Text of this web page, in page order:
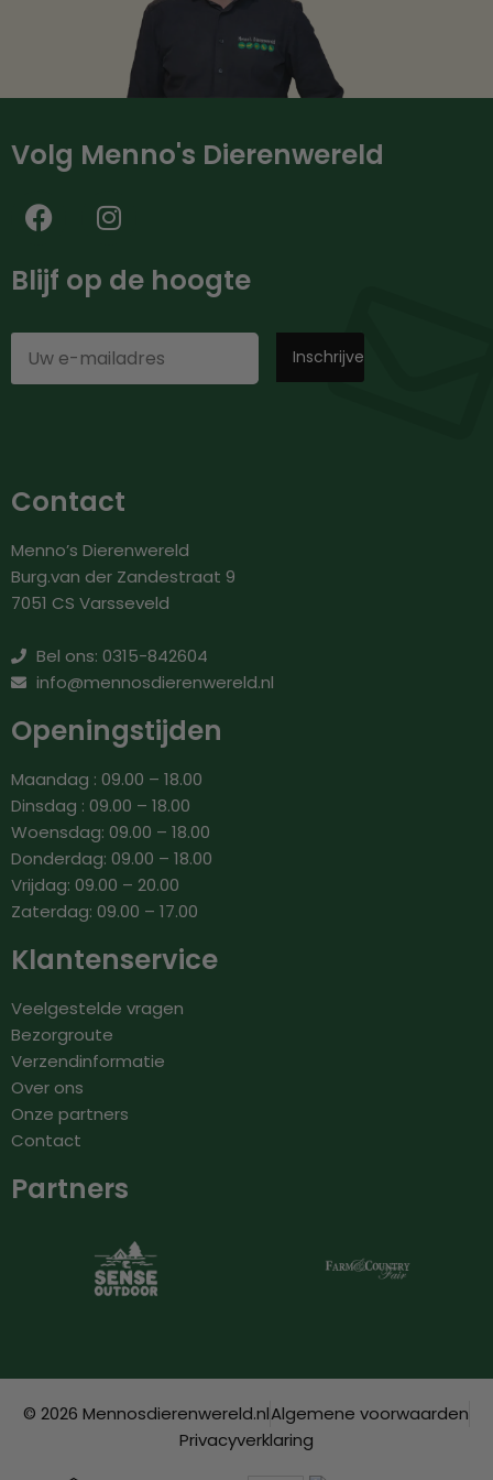
Volg Menno's Dierenwereld
Blijf op de hoogte
Contact
Menno’s Dierenwereld
Burg.van der Zandestraat 9
7051 CS Varsseveld
Bel ons: 0315-842604
info@mennosdierenwereld.nl
Openingstijden
Maandag : 09.00 – 18.00
Dinsdag : 09.00 – 18.00
Woensdag: 09.00 – 18.00
Donderdag: 09.00 – 18.00
Vrijdag: 09.00 – 20.00
Zaterdag: 09.00 – 17.00
Klantenservice
Veelgestelde vragen
Bezorgroute
Verzendinformatie
Over ons
Onze partners
Contact
Partners
© 2026 Mennosdierenwereld.nlAlgemene voorwaarden
Privacyverklaring